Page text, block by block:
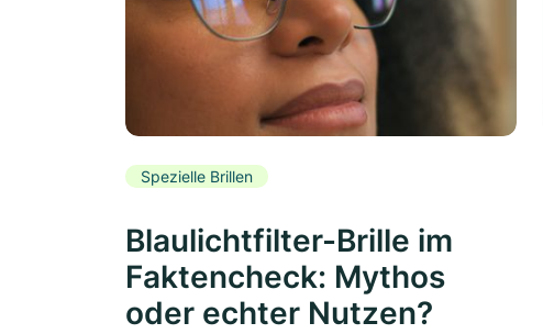
Spezielle Brillen
Blaulichtfilter-Brille im
Faktencheck: Mythos
oder echter Nutzen?